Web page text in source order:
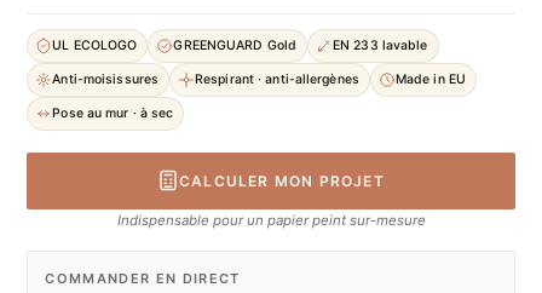
UL ECOLOGO GREENGUARD Gold EN 233 lavable
Anti-moisissures Respirant · anti-allergènes Made in EU
Pose au mur · à sec
CALCULER MON PROJET
Indispensable pour un papier peint sur-mesure
COMMANDER EN DIRECT